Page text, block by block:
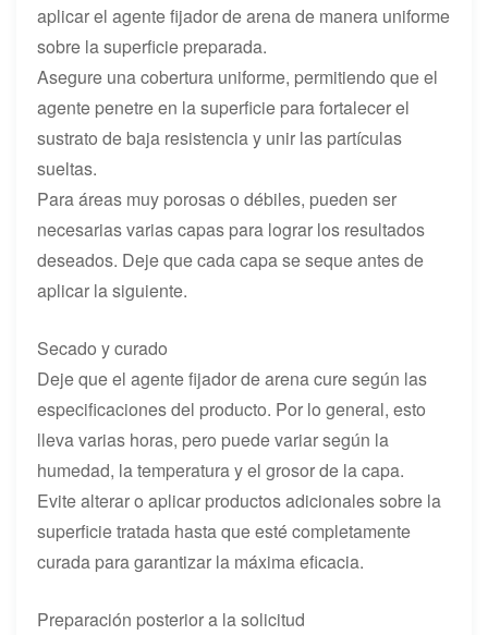
aplicar el agente fijador de arena de manera uniforme
sobre la superficie preparada.
Asegure una cobertura uniforme, permitiendo que el
agente penetre en la superficie para fortalecer el
sustrato de baja resistencia y unir las partículas
sueltas.
Para áreas muy porosas o débiles, pueden ser
necesarias varias capas para lograr los resultados
deseados. Deje que cada capa se seque antes de
aplicar la siguiente.
Secado y curado
Deje que el agente fijador de arena cure según las
especificaciones del producto. Por lo general, esto
lleva varias horas, pero puede variar según la
humedad, la temperatura y el grosor de la capa.
Evite alterar o aplicar productos adicionales sobre la
superficie tratada hasta que esté completamente
curada para garantizar la máxima eficacia.
Preparación posterior a la solicitud